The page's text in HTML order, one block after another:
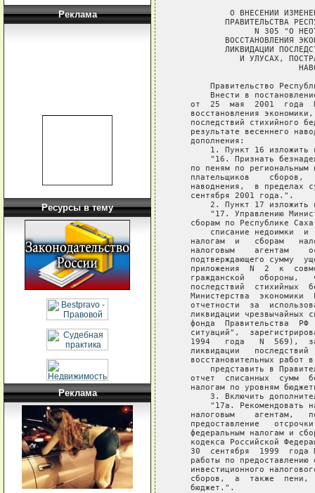
Реклама
Ресурсы в тему
Реклама
О ВНЕСЕНИИ
ПРАВИТЕЛЬСТВА
N 305 "О
ВОССТАНОВЛЕНИЯ
ЛИКВИДАЦИИ
И УЛУСАХ,
Правительство
Внести в
от  25  мая  2001  года
восстановления
последствий стихийного
результате весеннего
   дополнения:
1. Пункт 16 изложить
"16. Признать
по пеням по региональным
плательщиков    сборов,
наводнения,  в пределах
   сентября 2001 года.".
2. Пункт 17 изложить
"17. Управлению
сборам по Республике
списание недоимки  и
налогам  и   сборам
налоговым    агентам
подтверждающего сумму
приложения  N  2  к
гражданской   обороны,
последствий  стихийных
Министерства  экономики
отчетности  за
ликвидации чрезвычайных
фонда  Правительства  РФ
ситуаций",
1994   года   N  569),
ликвидации   последствий
восстановительных работ
представить в
отчет  списанных  сумм
налогам по уровням
3. Включить
"17а. Рекомендовать
налоговым    агентам,
предоставление
федеральным налогам и
кодекса Российской
30  сентября  1999  года
работы по предоставлению
инвестиционного
сборов,  а  также  пени,
   бюджет.".